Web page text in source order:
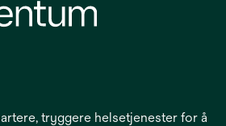
tryggere helsetjenester for å